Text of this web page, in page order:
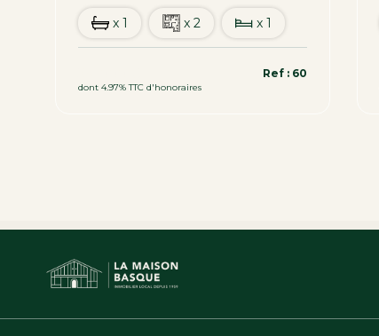
x 1 x 2 x 1
dont 4.97% TTC d'honoraires
Ref : 60